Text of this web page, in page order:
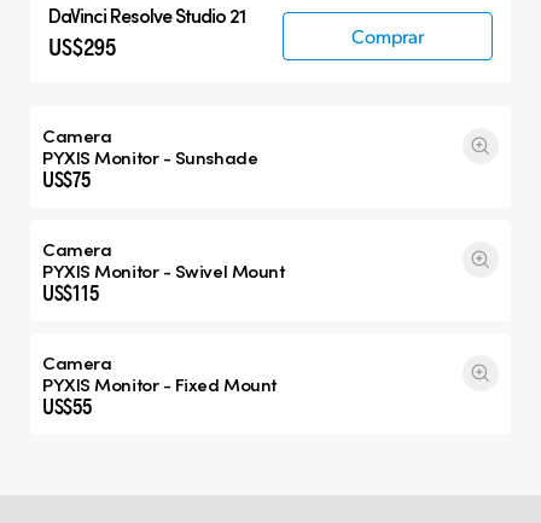
DaVinci Resolve Studio 21
US$295 Comprar
Camera
PYXIS Monitor - Sunshade
US$75
Camera
PYXIS Monitor - Swivel Mount
US$115
Camera
PYXIS Monitor - Fixed Mount
US$55